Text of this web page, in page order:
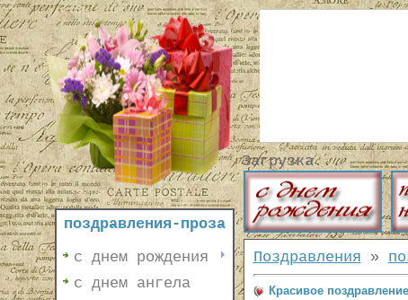
поздравления-проза
с днем рождения
с днем ангела
Загрузка...
Поздравления »
Красивое